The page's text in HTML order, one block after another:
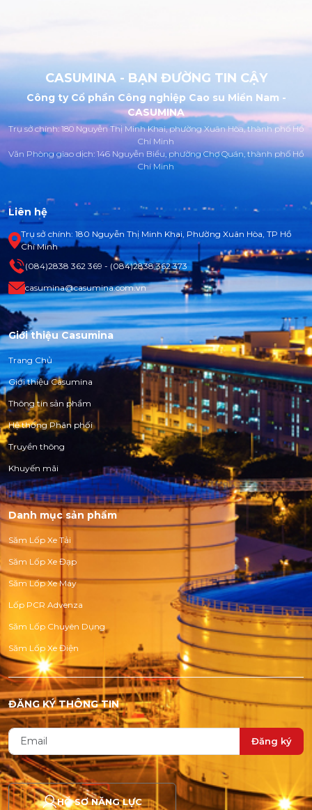
CASUMINA - BẠN ĐƯỜNG TIN CẬY
Công ty Cổ phần Công nghiệp Cao su Miền Nam -
CASUMINA
Trụ sở chính: 180 Nguyễn Thị Minh Khai, phường Xuân Hòa, thành phố Hồ
Chí Minh
Văn Phòng giao dịch: 146 Nguyễn Biểu, phường Chợ Quán, thành phố Hồ
Chí Minh
Liên hệ
Trụ sở chính: 180 Nguyễn Thị Minh Khai, Phường Xuân Hòa, TP Hồ
Chí Minh
(084)2838 362 369 - (084)2838 362 373
casumina@casumina.com.vn
Giới thiệu Casumina
Trang Chủ
Giới thiệu Casumina
Thông tin sản phẩm
Hệ thống Phân phối
Truyền thông
Khuyến mãi
Danh mục sản phẩm
Săm Lốp Xe Tải
Săm Lốp Xe Đạp
Săm Lốp Xe Máy
Lốp PCR Advenza
Săm Lốp Chuyên Dụng
Săm Lốp Xe Điện
ĐĂNG KÝ THÔNG TIN
Đăng ký
HỒ SƠ NĂNG LỰC